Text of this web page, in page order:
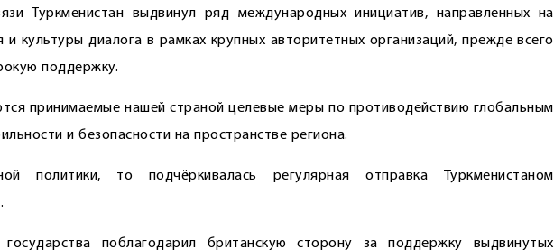
Туркменистан выдвинул ряд международных инициатив, направленных на
культуры диалога в рамках крупных авторитетных организаций, прежде всего
поддержку.
принимаемые нашей страной целевые меры по противодействию глобальным
и безопасности на пространстве региона.
политики, то подчёркивалась регулярная отправка Туркменистаном
государства поблагодарил британскую сторону за поддержку выдвинутых